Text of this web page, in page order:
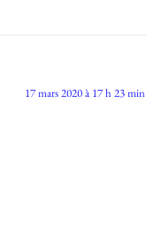
17 mars 2020 à 17 h 23 min